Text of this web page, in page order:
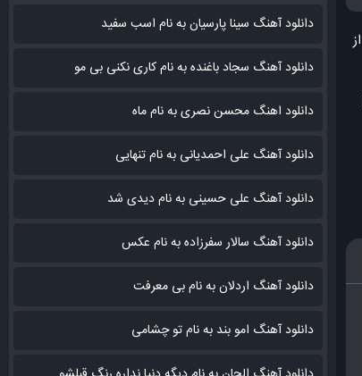
از
دانلود آهنگ سینا پارسیان به نام اسب سفید
دانلود آهنگ سجاد باغنده به نام کاری نکنی بی مو
دانلود اهنگ محسن نصری به نام‌ ماه
دانلود آهنگ علی احمدیانی به نام تنهایی
دانلود آهنگ علی حسینی به نام دیدی شد
دانلود آهنگ سالار سفرزاده به نام عکس
دانلود آهنگ اردلان به نام بی معرفت
دانلود آهنگ امو بند به نام تو چشامی